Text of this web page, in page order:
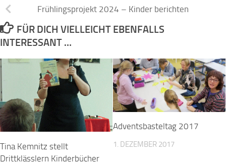
Frühlingsprojekt 2024 – Kinder berichten
FÜR DICH VIELLEICHT EBENFALLS
INTERESSANT …
Tina Kemnitz stellt
Drittklässlern Kinderbücher
Adventsbasteltag 2017
1. DEZEMBER 2017